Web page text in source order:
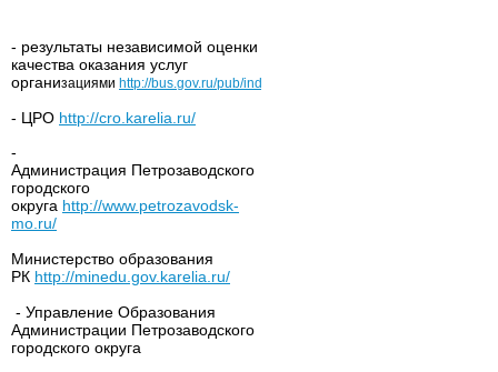
- результаты независимой оценки
качества оказания услуг
организациями http://bus.gov.ru/pub/independentRating/list
- ЦРО http://cro.karelia.ru/
-
Администрация Петрозаводского
городского
округа http://www.petrozavodsk-
mo.ru/
Министерство образования
РК http://minedu.gov.karelia.ru/
- Управление Образования
Администрации Петрозаводского
городского округа